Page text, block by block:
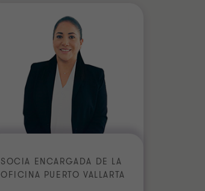
SOCIA ENCARGADA DE LA
OFICINA PUERTO VALLARTA